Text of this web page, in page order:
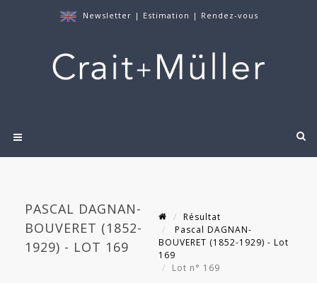
Newsletter | Estimation | Rendez-vous
PASCAL DAGNAN-
BOUVERET (1852-
1929) - LOT 169
Résultat
Pascal DAGNAN-
BOUVERET (1852-1929) - Lot
169
Lot n° 169